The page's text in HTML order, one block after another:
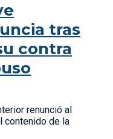
tras
contra
renunció al
contenido de la